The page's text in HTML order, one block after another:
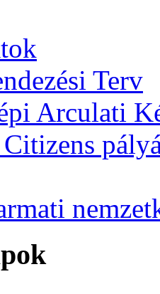
Terv
Arculati